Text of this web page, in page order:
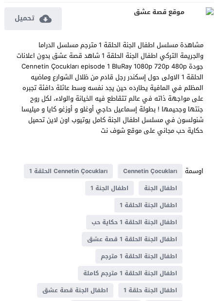
موقع قصة عشق
تحميل
مشاهدة مسلسل اطفال الجنة الحلقة 1 مترجم مسلسل الدراما
والجريمة التركي اطفال الجنة الحلقة 1 شاهد قصة عشق بدون اعلانات
جودة Cennetin Çocukları episode 1 BluRay 1080p 720p 480p
الحلقة 1 الاولى حول إسكندر رجل قادم من ظلال الشوارع وماضيه
المظلم في المافية يطارده حين يجد نفسه وسط عائلة دافئة تجبره
على مواجهة ذاته في عالم تتقاطع فيه الخيانة والولاء، لكل روح
جنتها وجحيمها ! بطولة إسماعيل حاجي أوغلو و أوزغو كايا و ميليسا
شنولسون في مسلسل اطفال الجنة كامل يوتيوب اون لاين تحميل
حكاية حب مجاني على موقع شوف نت
اوسمة Cennetin Çocukları
Cennetin Çocukları الحلقة 1
اطفال الجنة
اطفال الجنة 1
اطفال الجنة الحلقة 1
اطفال الجنة الحلقة 1 حكاية حب
اطفال الجنة الحلقة 1 قصة عشق
اطفال الجنة الحلقة 1 مترجم
اطفال الجنة الحلقة 1 مترجم كاملة
اطفال الجنة حلقة 1
اطفال الجنة قصة عشق